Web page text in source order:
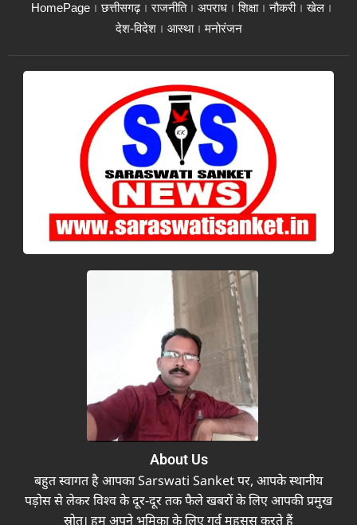
HomePage छत्तीसगढ़ राजनीति अपराध शिक्षा नौकरी
खेल
देश-विदेश
आस्था मनोरंजन
About Us
बहुत स्वागत है आपका Sarswati Sanket पर, आपके स्थानीय
पड़ोस से लेकर विश्व के दूर-दूर तक फैले खबरों के लिए आपकी प्रमुख
स्रोत। हम अपने भूमिका के लिए गर्व महसूस करते हैं